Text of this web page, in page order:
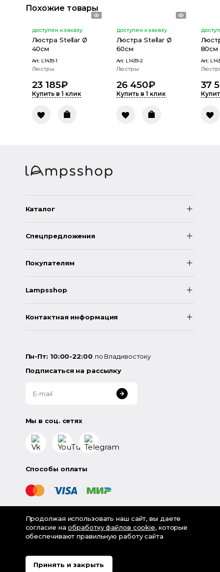
Похожие товары
доступен к заказу
Люстра Stellar Ø
40см
Art: L1439-1
Люстры
23 185₽
Купить в 1 клик
доступен к заказу
Люстра Stellar Ø
60см
Art: L1439-2
Люстры
26 450₽
Купить в 1 клик
80см
Art:
37
Каталог
Спецпредложения
Покупателям
Lampsshop
Контактная информация
Пн-Пт: 10:00-22:00 по Владивостоку
Подписаться на рассылку
Мы в соц. сетях
Способы оплаты
©2026«LampsShop» - интернет-магазин люстр и
светильников
Политика обработки персональных данных
Продолжая использовать наш сайт, вы даете
согласие наобработку файлов cookie, которые
обеспечивают правильную работу сайта
Принять и закрыть